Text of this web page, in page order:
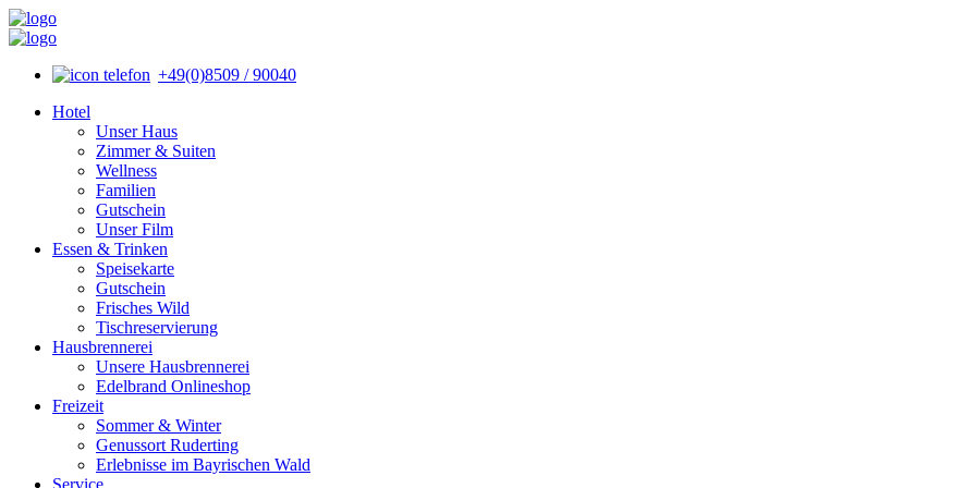
+49(0)8509 / 90040
Hotel
Unser Haus
Zimmer & Suiten
Wellness
Familien
Gutschein
Unser Film
Essen & Trinken
Speisekarte
Gutschein
Frisches Wild
Tischreservierung
Hausbrennerei
Unsere Hausbrennerei
Edelbrand Onlineshop
Freizeit
Sommer & Winter
Genussort Ruderting
Erlebnisse im Bayrischen Wald
Service